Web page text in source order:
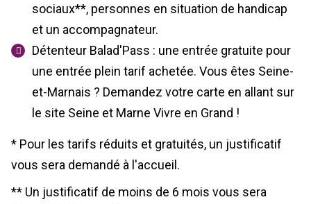
sociaux**, personnes en situation de handicap
et un accompagnateur.
Détenteur Balad'Pass : une entrée gratuite pour
une entrée plein tarif achetée. Vous êtes Seine-
et-Marnais ? Demandez votre carte en allant sur
le site Seine et Marne Vivre en Grand !
* Pour les tarifs réduits et gratuités, un justificatif
vous sera demandé à l'accueil.
** Un justificatif de moins de 6 mois vous sera